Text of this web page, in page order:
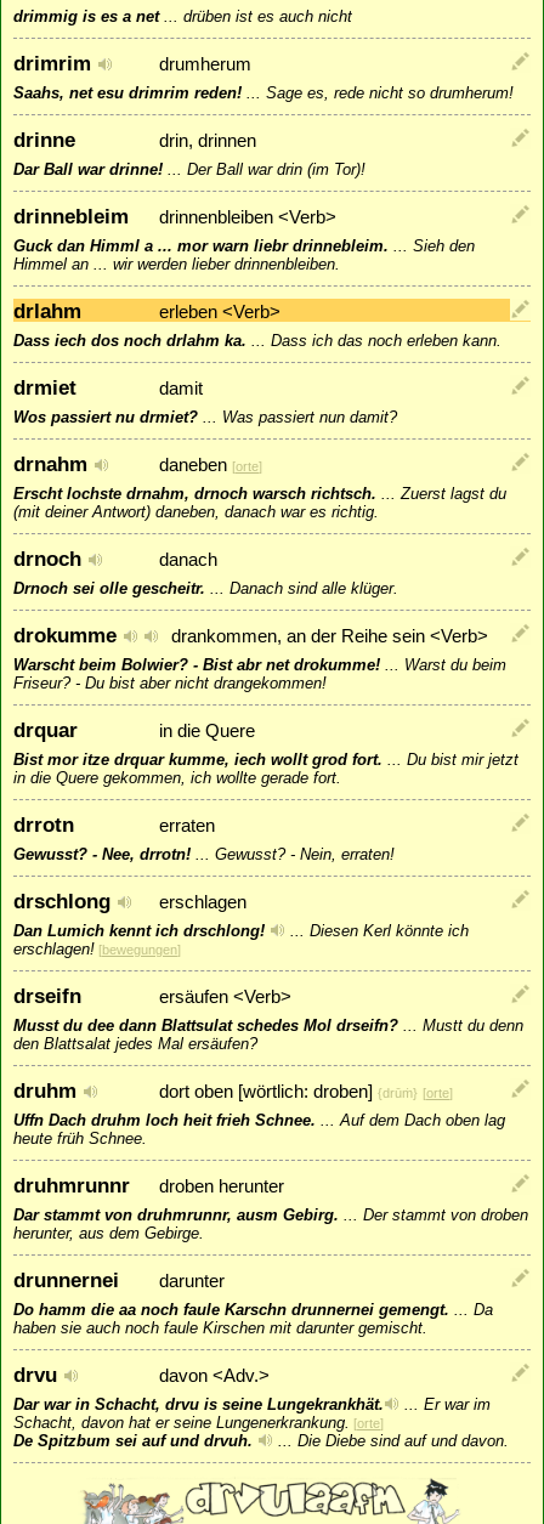
drimmig is es a net... drüben ist es auch nicht
drimrim drumherum
Saahs, net esu drimrim reden! ... Sage es, rede nicht so drumherum!
drinne drin, drinnen
Dar Ball war drinne! ... Der Ball war drin (im Tor)!
drinnebleim drinnenbleiben <Verb>
Guck dan Himml a ... mor warn liebr drinnebleim. ... Sieh den
Himmel an ... wir werden lieber drinnenbleiben.
drlahm erleben <Verb>
Dass iech dos noch drlahm ka. ... Dass ich das noch erleben kann.
drmiet damit
Wos passiert nu drmiet? ... Was passiert nun damit?
drnahm daneben [orte]
Erscht lochste drnahm, drnoch warsch richtsch. ...Zuerst lagst du
(mit deiner Antwort) daneben, danach war es richtig.
drnoch danach
Drnoch sei olle gescheitr. ... Danach sind alle klüger.
drokumme drankommen, an der Reihe sein <Verb>
Warscht beim Bolwier? - Bist abr net drokumme! ... Warst du beim
Friseur? - Du bist aber nicht drangekommen!
drquar in die Quere
Bist mor itze drquar kumme, iech wollt grod fort. ... Du bist mir jetzt
in die Quere gekommen, ich wollte gerade fort.
drrotn erraten
Gewusst? - Nee, drrotn! ... Gewusst? - Nein, erraten!
drschlong erschlagen
Dan Lumich kennt ich drschlong! ... Diesen Kerl könnte ich
erschlagen! [bewegungen]
drseifn ersäufen <Verb>
Musst du dee dann Blattsulat schedes Mol drseifn? ... Mustt du denn
den Blattsalat jedes Mal ersäufen?
druhm dort oben [wörtlich: droben] {drūṁ} [orte]
Uffn Dach druhm loch heit frieh Schnee. ...Auf dem Dach oben lag
heute früh Schnee.
druhmrunnr droben herunter
Dar stammt von druhmrunnr, ausm Gebirg. ... Der stammt von droben
herunter, aus dem Gebirge.
drunnernei darunter
Do hamm die aa noch faule Karschn drunnernei gemengt. ... Da
haben sie auch noch faule Kirschen mit darunter gemischt.
drvu davon <Adv.>
Dar war in Schacht, drvu is seine Lungekrankhät. ... Er war im
Schacht, davon hat er seine Lungenerkrankung. [orte]
De Spitzbum sei auf und drvuh. ... Die Diebe sind auf und davon.